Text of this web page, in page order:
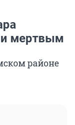
мертвым
районе